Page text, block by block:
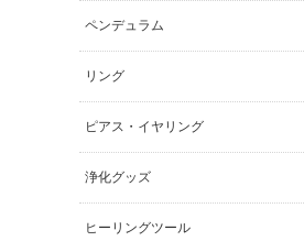
ペンデュラム
リング
ピアス・イヤリング
浄化グッズ
ヒーリングツール